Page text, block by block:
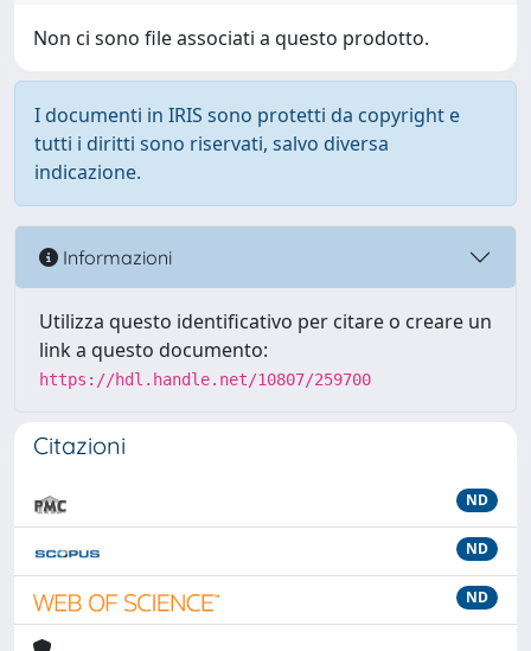
Non ci sono file associati a questo prodotto.
I documenti in IRIS sono protetti da copyright e
tutti i diritti sono riservati, salvo diversa
indicazione.
Informazioni
Utilizza questo identificativo per citare o creare un
link a questo documento:
https://hdl.handle.net/10807/259700
Citazioni
ND
ND
ND